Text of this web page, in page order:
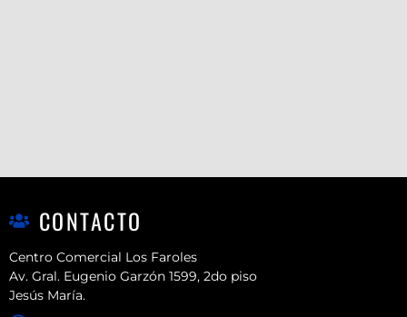
CONTACTO
Centro Comercial Los Faroles
Av. Gral. Eugenio Garzón 1599, 2do piso
Jesús María.